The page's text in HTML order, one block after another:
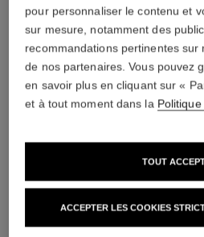
Gel Douche
Réf. 123730
58 chf
AJOUTER AU PANIER
pour personnaliser le contenu et
sur mesure, notamment des
recommandations pertinentes sur
de nos partenaires. Vous pouvez
en savoir plus en cliquant sur «
et à tout moment dans la
ACCEPTER LES COOKIES
TOUT